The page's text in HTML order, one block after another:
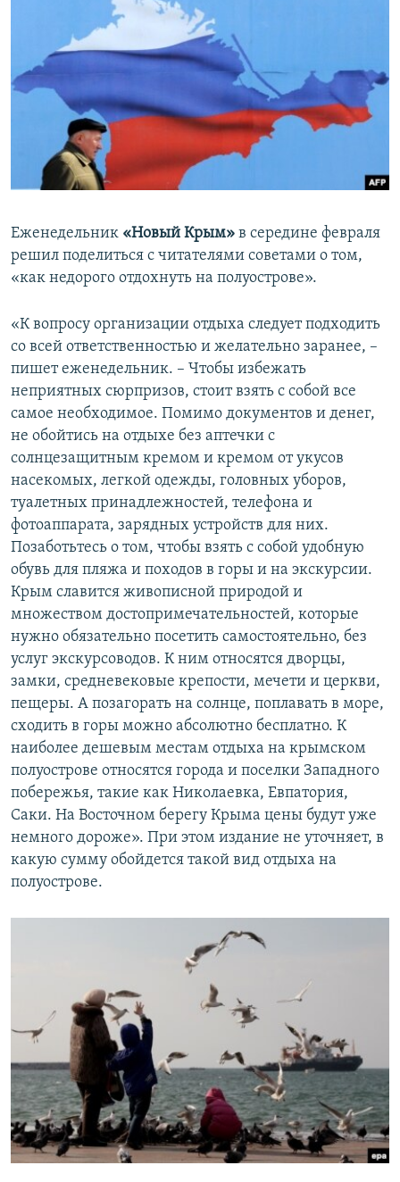
Еженедельник «Новый Крым» в середине февраля
решил поделиться с читателями советами о том,
«как недорого отдохнуть на полуострове».
«К вопросу организации отдыха следует подходить
со всей ответственностью и желательно заранее, –
пишет еженедельник. – Чтобы избежать
неприятных сюрпризов, стоит взять с собой все
самое необходимое. Помимо документов и денег,
не обойтись на отдыхе без аптечки с
солнцезащитным кремом и кремом от укусов
насекомых, легкой одежды, головных уборов,
туалетных принадлежностей, телефона и
фотоаппарата, зарядных устройств для них.
Позаботьтесь о том, чтобы взять с собой удобную
обувь для пляжа и походов в горы и на экскурсии.
Крым славится живописной природой и
множеством достопримечательностей, которые
нужно обязательно посетить самостоятельно, без
услуг экскурсоводов. К ним относятся дворцы,
замки, средневековые крепости, мечети и церкви,
пещеры. А позагорать на солнце, поплавать в море,
сходить в горы можно абсолютно бесплатно. К
наиболее дешевым местам отдыха на крымском
полуострове относятся города и поселки Западного
побережья, такие как Николаевка, Евпатория,
Саки. На Восточном берегу Крыма цены будут уже
немного дороже». При этом издание не уточняет, в
какую сумму обойдется такой вид отдыха на
полуострове.